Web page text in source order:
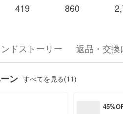
419 860
ドストーリー 返品・交換
ン すべてを見る(11)